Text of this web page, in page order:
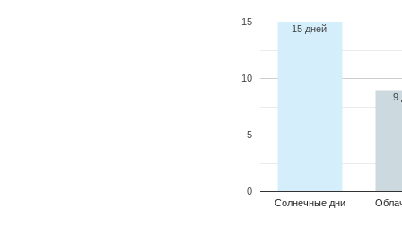
Солнечные дни
0
5
10
15
15 дней
9